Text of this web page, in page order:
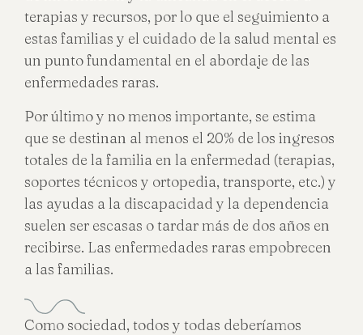
terapias y recursos, por lo que el seguimiento a
estas familias y el cuidado de la salud mental es
un punto fundamental en el abordaje de las
enfermedades raras.
Por último y no menos importante, se estima
que se destinan al menos el 20% de los ingresos
totales de la familia en la enfermedad (terapias,
soportes técnicos y ortopedia, transporte, etc.) y
las ayudas a la discapacidad y la dependencia
suelen ser escasas o tardar más de dos años en
recibirse. Las enfermedades raras empobrecen
a las familias.
Como sociedad, todos y todas deberíamos